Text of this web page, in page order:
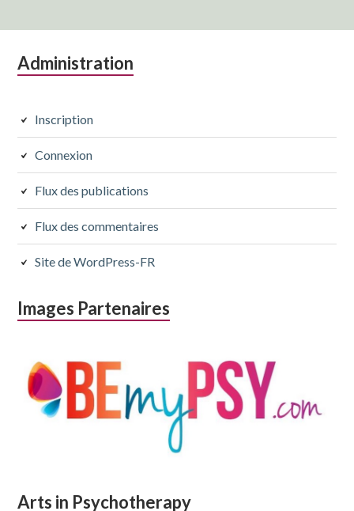
Colonne
subsidiaire
Administration
Inscription
Connexion
Flux des publications
Flux des commentaires
Site de WordPress-FR
Images Partenaires
Arts in Psychotherapy